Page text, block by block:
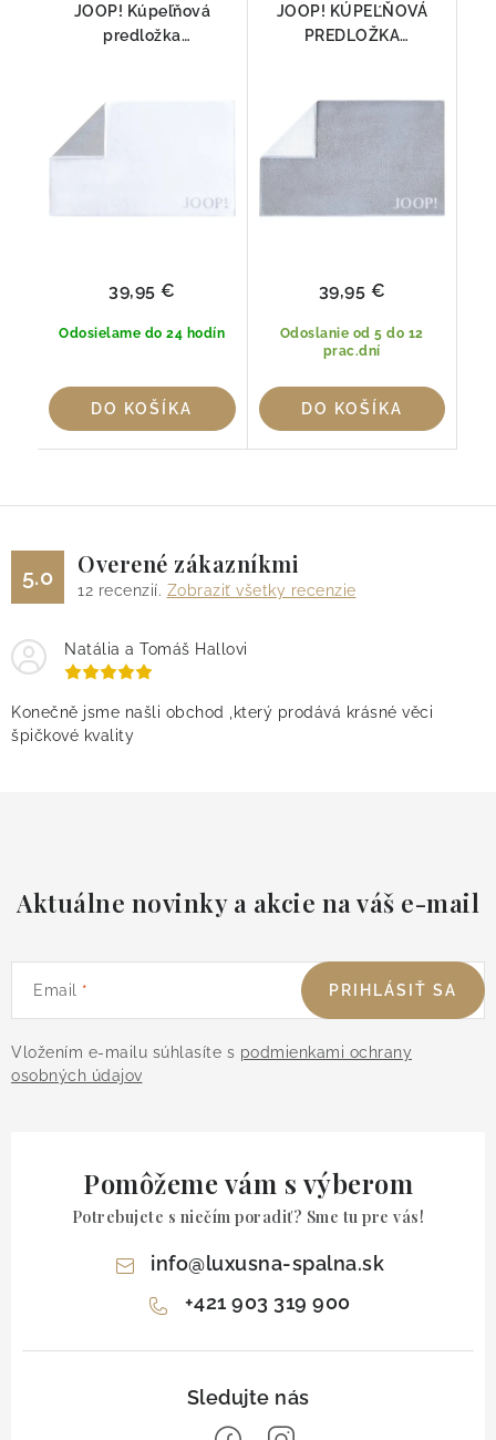
JOOP! Kúpeľňová
predložka
100% Bavlna
Odosielame do 24 hodín
39,95 €
DO KOŠÍKA
JOOP! KÚPEĽŇOVÁ
PREDLOŽKA
100% Bavlna
Odoslanie od 5 do 12
prac.dní
39,95 €
DO KOŠÍKA
5.0 Overené zákazníkmi
12 recenzií. Zobraziť všetky recenzie
Natália a Tomáš Hallovi
Konečně jsme našli obchod ,který prodává krásné věci
špičkové kvality
Aktuálne novinky a akcie na váš e-mail
Email
Vložením e-mailu súhlasíte s podmienkami ochrany
osobných údajov
PRIHLÁSIŤ SA
Pomôžeme vám s výberom
Potrebujete s niečím poradiť? Sme tu pre vás!
info@luxusna-spalna.sk
+421 903 319 900